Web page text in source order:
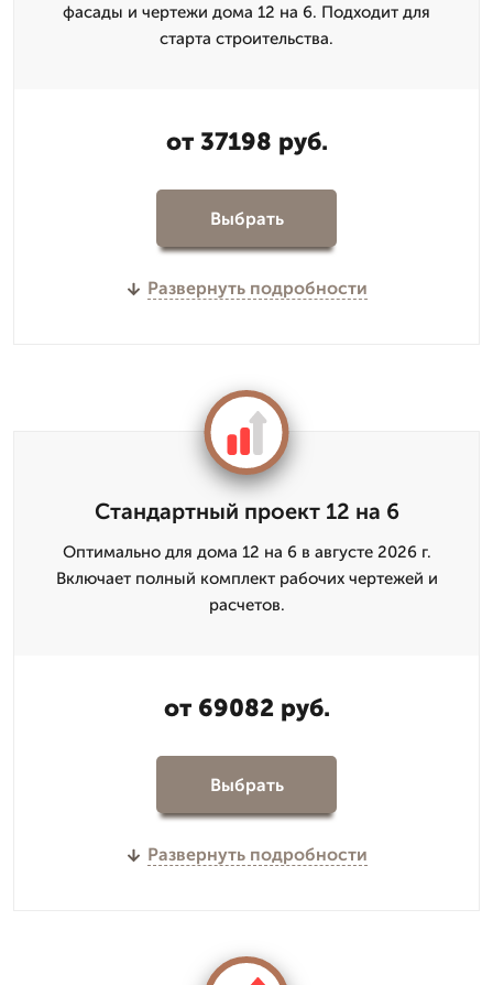
фасады и чертежи дома 12 на 6. Подходит для
старта строительства.
от 37198 руб.
Выбрать
Развернуть подробности
Стандартный проект 12 на 6
Оптимально для дома 12 на 6 в августе 2026 г.
Включает полный комплект рабочих чертежей и
расчетов.
от 69082 руб.
Выбрать
Развернуть подробности